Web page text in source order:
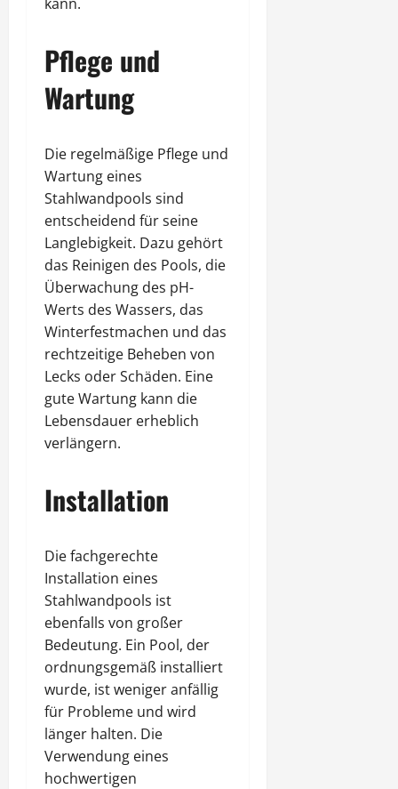
Pflege und
Wartung
Die regelmäßige Pflege und
Wartung eines
Stahlwandpools sind
entscheidend für seine
Langlebigkeit. Dazu gehört
das Reinigen des Pools, die
Überwachung des pH-
Werts des Wassers, das
Winterfestmachen und das
rechtzeitige Beheben von
Lecks oder Schäden. Eine
gute Wartung kann die
Lebensdauer erheblich
verlängern.
Installation
Die fachgerechte
Installation eines
Stahlwandpools ist
ebenfalls von großer
Bedeutung. Ein Pool, der
ordnungsgemäß installiert
wurde, ist weniger anfällig
für Probleme und wird
länger halten. Die
Verwendung eines
hochwertigen